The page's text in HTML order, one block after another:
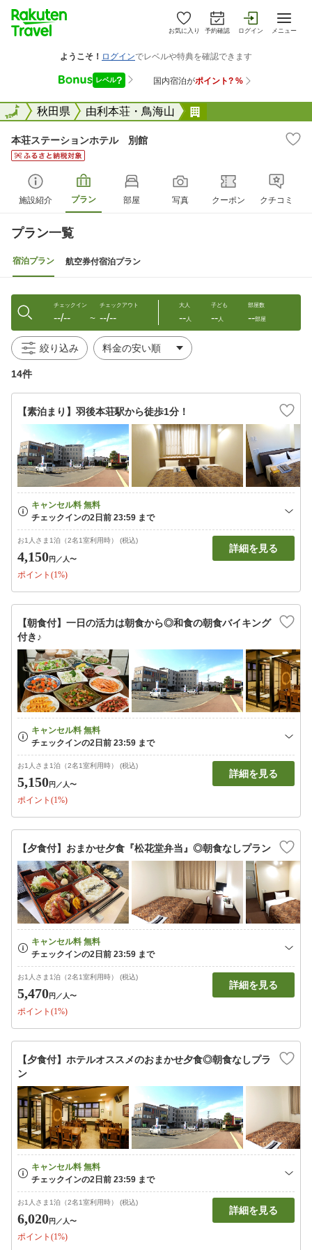
お気に入り 予約確認 ログイン メニュー
全国秋田県 由利本荘・鳥海山
全国
本荘ステーションホテル 別館
施設紹介 プラン 部屋 写真 クーポン クチコミ
プラン一覧
宿泊プラン 航空券付宿泊プラン
チェックイン
--/-- 〜
チェックアウト
--/--
大人
--人
子ども
--人
部屋数
--部屋
絞り込み
14件
【素泊まり】羽後本荘駅から徒歩1分！
お1人さま1泊（2名1室利用時） (税込)
4,150円 ／人〜
ポイント(1%)
詳細を見る
【朝食付】一日の活力は朝食から◎和食の朝食バイキング
付き♪
お1人さま1泊（2名1室利用時） (税込)
5,150円 ／人〜
ポイント(1%)
詳細を見る
【夕食付】おまかせ夕食『松花堂弁当』◎朝食なしプラン
お1人さま1泊（2名1室利用時） (税込)
5,470円 ／人〜
ポイント(1%)
詳細を見る
【夕食付】ホテルオススメのおまかせ夕食◎朝食なしプラ
ン
お1人さま1泊（2名1室利用時） (税込)
6,020円 ／人〜
ポイント(1%)
詳細を見る